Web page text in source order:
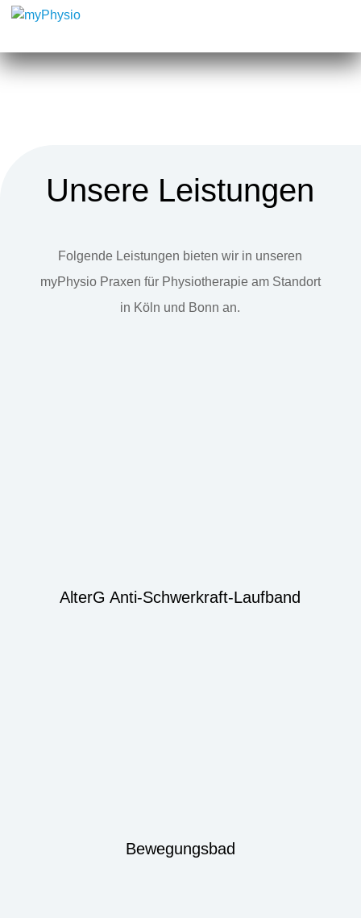
Unsere Leistungen
Folgende Leistungen bieten wir in unseren
myPhysio Praxen für Physiotherapie am Standort
in Köln und Bonn an.
AlterG Anti-Schwerkraft-Laufband
Bewegungsbad